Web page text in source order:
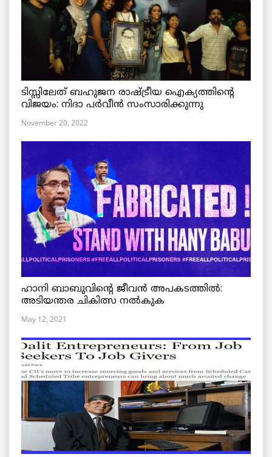
ടിസ്സിലേത് ബഹുജന രാഷ്ട്രീയ ഐക്യത്തിന്റെ
വിജയം: നിദാ പർവീൻ സംസാരിക്കുന്നു
November 20, 2022
ഹാനി ബാബുവിന്റെ ജീവൻ അപകടത്തിൽ:
അടിയന്തര ചികിത്സ നൽകുക
May 12, 2021